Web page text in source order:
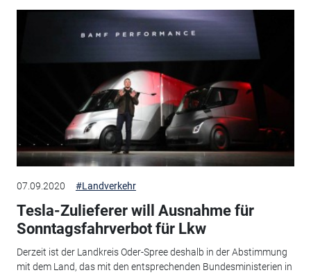
07.09.2020 #Landverkehr
Tesla-Zulieferer will Ausnahme für
Sonntagsfahrverbot für Lkw
Derzeit ist der Landkreis Oder-Spree deshalb in der Abstimmung
mit dem Land, das mit den entsprechenden Bundesministerien in